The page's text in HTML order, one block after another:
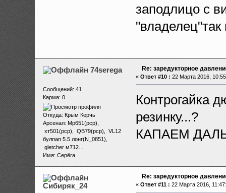
заподлицо с
74serega
Сообщений: 41
Карма: 0
Откуда: Крым Керчь
Арсенал: Мр651(рср),
хт501(рср), QB79(рср), VL12
булпап 5.5 лонг(N_0851),
gletcher м712...
Имя: Серёга
Re: заредукторное
« Ответ #10 : 22 Марта 2016,
Контрогайка
резинку...?
КАПАЕМ
Сибиряк_24
Re: заредукторное
« Ответ #11 : 22 Марта 2016,